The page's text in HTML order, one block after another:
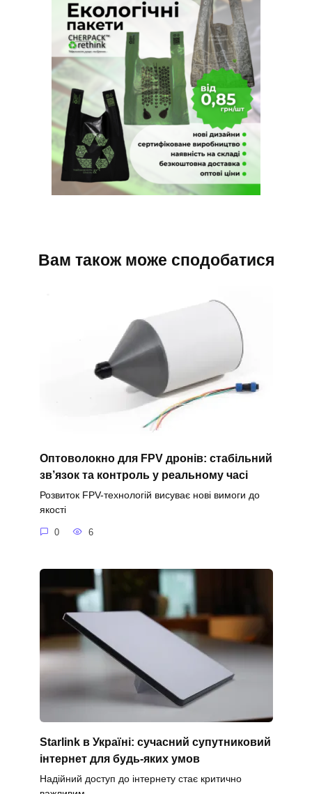
Вам також може сподобатися
Оптоволокно для FPV дронів: стабільний
зв’язок та контроль у реальному часі
Розвиток FPV-технологій висуває нові вимоги до
якості
0 6
Starlink в Україні: сучасний супутниковий
інтернет для будь-яких умов
Надійний доступ до інтернету стає критично